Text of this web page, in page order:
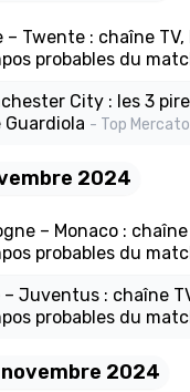
– Twente : chaîne
probables du
City : les 3
Guardiola - Top Mercato
2024
– Monaco :
probables du
– Juventus : chaîne
probables du
novembre 2024